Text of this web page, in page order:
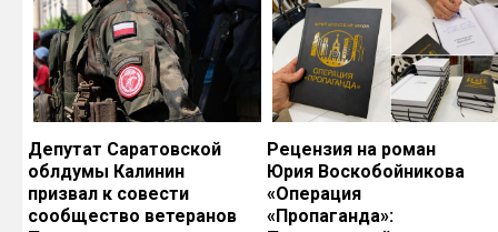
Депутат Саратовской
облдумы Калинин
призвал к совести
сообщество ветеранов
Рецензия на роман
Юрия Воскобойникова
«Операция
«Пропаганда»: